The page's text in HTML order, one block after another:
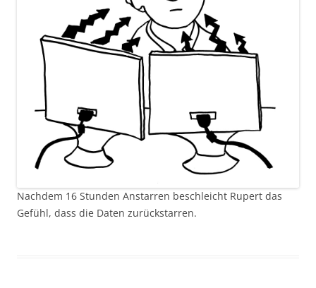
Nachdem 16 Stunden Anstarren beschleicht Rupert das
Gefühl, dass die Daten zurückstarren.